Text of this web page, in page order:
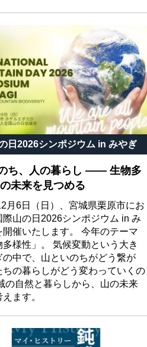
日2026シンポジウム in みやぎ
ち、人の暮らし ―― 生物多
未来を見つめる
月6日（日）、宮城県栗原市にお
際山の日2026シンポジウム in み
開催いたします。 今年のテーマ
多様性」。 気候変動という大き
の中で、山といのちがどう繋が
ちの暮らしがどう変わっていくの
の自然と暮らしから、山の未来
ます。